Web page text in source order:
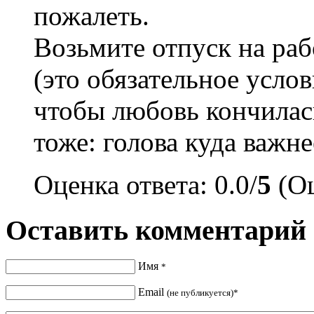
пожалеть.
Возьмите отпуск на
(это обязательное
чтобы любовь
тоже: голова куда
Оценка ответа: 0.0/5
Оставить комментарий
Имя *
Email (не публикуется)*